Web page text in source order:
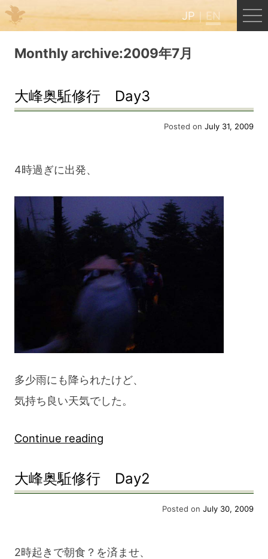
JP EN
Menu
JP EN
B&B Cafe Hongu
Kumano Backpackers
Kumano Experience
Monthly archive:2009年7月
大峰奥駈修行 Day3
Posted on July 31, 2009
4時過ぎに出発、
多少雨にも降られたけど、
気持ち良い天気でした。
Continue reading
行
大峰奥駈修行 Day2
Posted on July 30, 2009
2時起きで朝食？を済ませ、